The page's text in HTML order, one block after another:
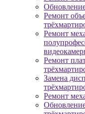
Ремонт
Ремонт
Ремонт
Замена
Ремонт